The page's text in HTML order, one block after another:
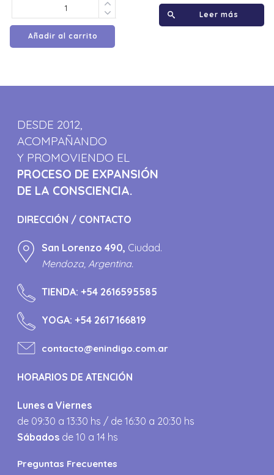
Añadir al carrito
Leer más
DESDE 2012,
ACOMPAÑANDO
Y PROMOVIENDO EL
PROCESO DE EXPANSIÓN
DE LA CONSCIENCIA.
DIRECCIÓN / CONTACTO
San Lorenzo 490, Ciudad.
Mendoza, Argentina.
TIENDA:+54 2616595585
YOGA:+54 2617166819
contacto@enindigo.com.ar
HORARIOS DE ATENCIÓN
Lunes a Viernes
de 09:30 a 13:30 hs / de 16:30 a 20:30 hs
Sábados de 10 a 14 hs
Preguntas Frecuentes